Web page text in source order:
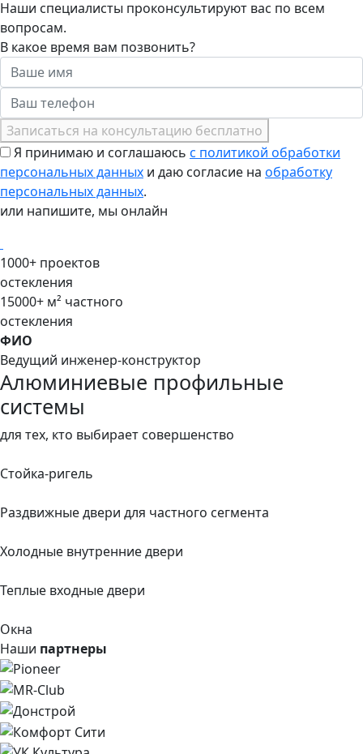
Наши специалисты проконсультируют вас по всем
вопросам.
В какое время вам позвонить?
Записаться на консультацию бесплатно
Я принимаю и соглашаюсь с политикой обработки
персональных данных и даю согласие на обработку
персональных данных.
или напишите, мы онлайн
1000+ проектов
остекления
15000+ м² частного
остекления
ФИО
Ведущий инженер-конструктор
Алюминиевые профильные
системы
для тех, кто выбирает совершенство
Стойка-ригель
Раздвижные двери для частного сегмента
Холодные внутренние двери
Теплые входные двери
Окна
Наши партнеры